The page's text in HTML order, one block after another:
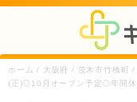
ホーム / 大阪府 / 茨木市竹橋町 /
(正)◎10月オープン予定◎年間